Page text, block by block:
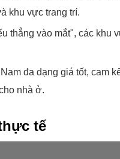
khu vực trang trí.
thẳng vào mắt", các khu
đa dạng giá tốt, cam
nhà ở.
tế